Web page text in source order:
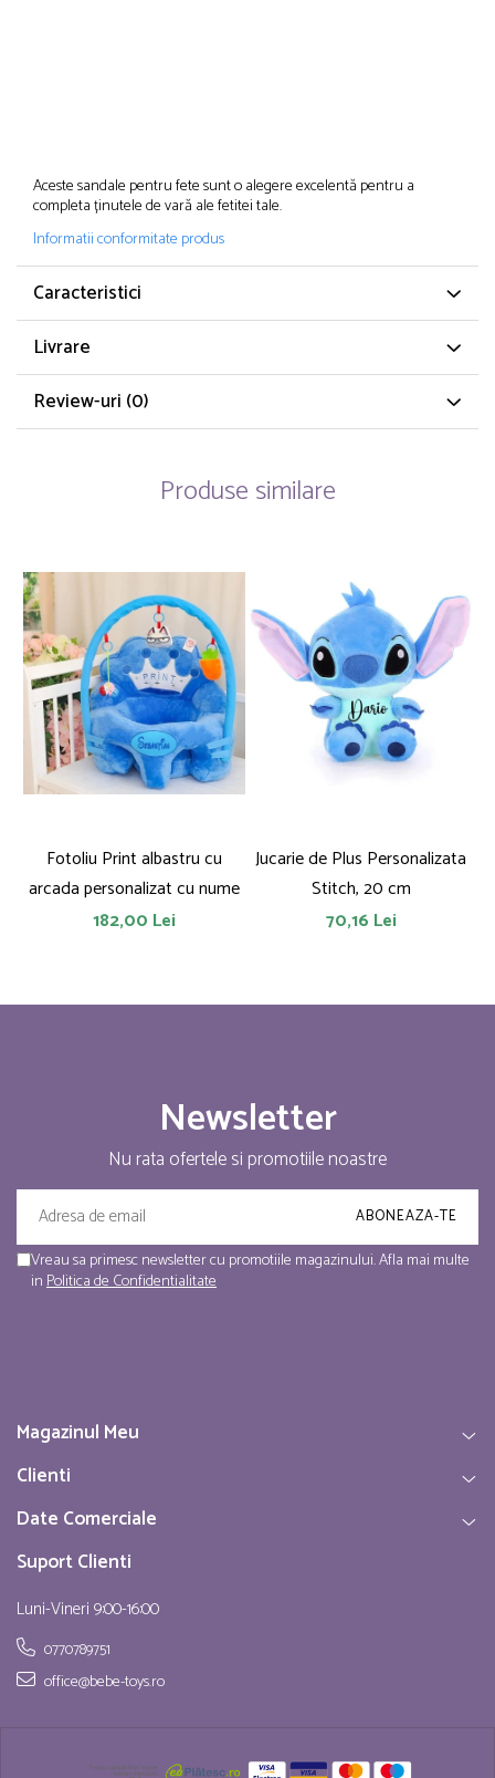
Aceste sandale pentru fete sunt o alegere excelentă pentru a
completa ținutele de vară ale fetitei tale.
Informatii conformitate produs
Caracteristici
Livrare
Review-uri (0)
Produse similare
Fotoliu Print albastru cu
arcada personalizat cu nume
182,00 Lei
Jucarie de Plus Personalizata
Stitch, 20 cm
70,16 Lei
Newsletter
Nu rata ofertele si promotiile noastre
Vreau sa primesc newsletter cu promotiile magazinului. Afla mai multe
inPolitica de Confidentialitate
Magazinul Meu
Clienti
Date Comerciale
Suport Clienti
Luni-Vineri 9:00-16:00
0770789751
office@bebe-toys.ro